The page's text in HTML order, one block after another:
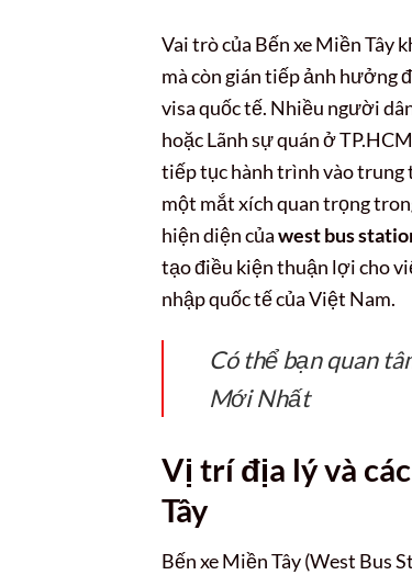
Vai trò của Bến xe Miền Tây
mà còn gián tiếp ảnh hưởng
visa quốc tế. Nhiều người
hoặc Lãnh sự quán ở
tiếp tục hành trình vào trung
một mắt xích quan trọng
hiện diện củawest bus
tạo điều kiện thuận lợi cho
nhập quốc tế của Việt Nam.
Có thể bạn quan
Mới Nhất
Vị trí địa lý và
Tây
Bến xe Miền Tây (West Bus